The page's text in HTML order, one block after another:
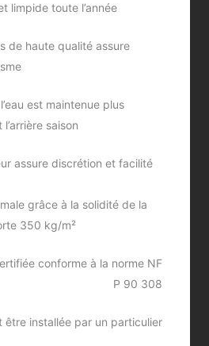
limpide toute l’année
de haute qualité assure
est maintenue plus
saison
assure discrétion et facilité
grâce à la solidité de la
350 kg/m²
conforme à la norme NF
P 90 308
être installée par un particulier